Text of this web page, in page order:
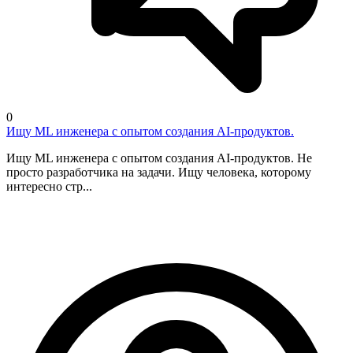
0
Ищу ML инженера с опытом создания AI-продуктов.
Ищу ML инженера с опытом создания AI-продуктов. Не
просто разработчика на задачи. Ищу человека, которому
интересно стр...